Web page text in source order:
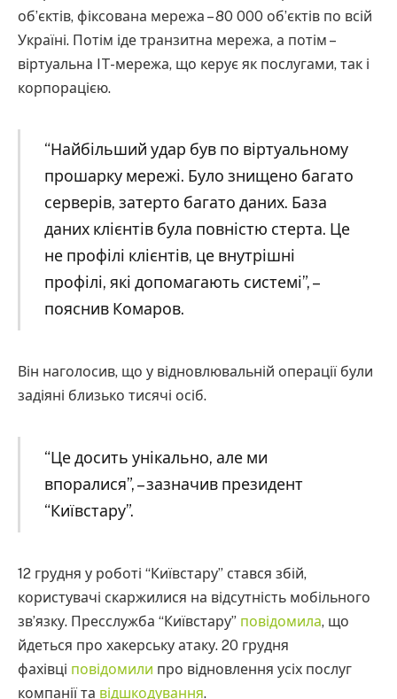
обʼєктів, фіксована мережа – 80 000 обʼєктів по всій
Україні. Потім іде транзитна мережа, а потім –
віртуальна IT-мережа, що керує як послугами, так і
корпорацією.
“Найбільший удар був по віртуальному
прошарку мережі. Було знищено багато
серверів, затерто багато даних. База
даних клієнтів була повністю стерта. Це
не профілі клієнтів, це внутрішні
профілі, які допомагають системі”, –
пояснив Комаров.
Він наголосив, що у відновлювальній операції були
задіяні близько тисячі осіб.
“Це досить унікально, але ми
впоралися”, – зазначив президент
“Київстару”.
12 грудня у роботі “Київстару” стався збій,
користувачі скаржилися на відсутність мобільного
зв’язку. Пресслужба “Київстару” повідомила, що
йдеться про хакерську атаку. 20 грудня
фахівці повідомили про відновлення усіх послуг
компанії та відшкодування.